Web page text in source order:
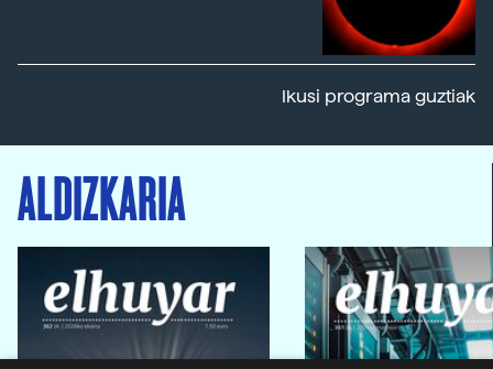
Ikusi programa guztiak
ALDIZKARIA